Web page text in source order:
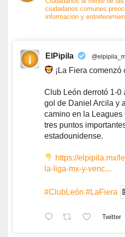
ciudadanos comunes
información y
ElPipila
¡La Fiera
Club León derrotó 1-0
gol de Daniel Arcila y
camino en la
tres puntos
estadounidense.
https://elpipila.mx/
la-liga-mx-y-venc...
#ClubLeón #LaFiera
Twitter